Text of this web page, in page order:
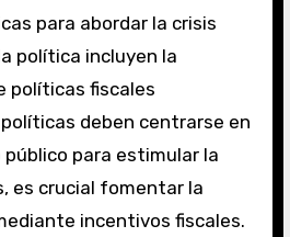
para abordar la crisis
política incluyen la
políticas fiscales
deben centrarse en
para estimular la
es crucial fomentar la
incentivos fiscales.